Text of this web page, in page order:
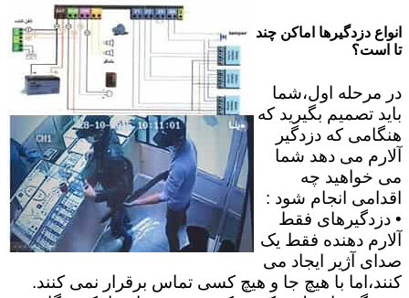
انواع دزدگیرها اماکن چند
تا است؟
در مرحله اول،شما
باید تصمیم بگیرید که
هنگامی که دزدگیر
آلارم می دهد شما
می خواهید چه
اقدامی انجام شود :
• دزدگیرهای فقط
آلارم دهنده فقط یک
صدای آژیر ایجاد می
کنند،اما با هیچ جا و هیچ کسی تماس برقرار نمی کنند.